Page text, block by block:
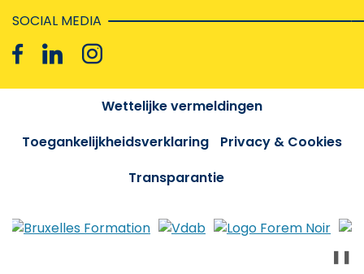
SOCIAL MEDIA
Wettelijke vermeldingen
Toegankelijkheidsverklaring
Privacy & Cookies
Transparantie
❚❚